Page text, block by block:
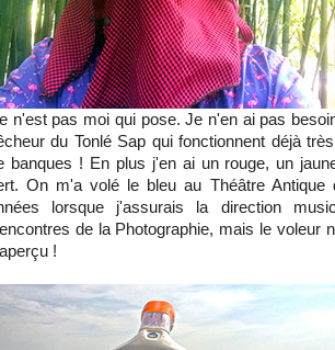
n'est pas moi qui pose. Je n'en ai pas
du Tonlé Sap qui fonctionnent déjà
banques ! En plus j'en ai un rouge, un
On m'a volé le bleu au Théâtre Antique
lorsque j'assurais la direction
de la Photographie, mais le voleur
!